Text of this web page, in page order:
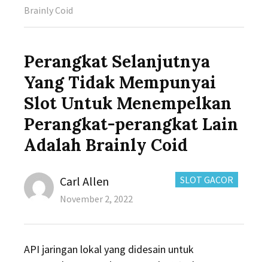
Brainly Coid
Perangkat Selanjutnya
Yang Tidak Mempunyai
Slot Untuk Menempelkan
Perangkat-perangkat Lain
Adalah​ Brainly Coid
CATEGORIES:
SLOT GACOR
Author
Carl Allen
Posted
November 2, 2022
API jaringan lokal yang didesain untuk